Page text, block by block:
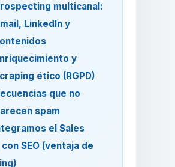
multicanal:
LinkedIn y
y
ético (RGPD)
que no
spam
el Sales
con SEO (ventaja de